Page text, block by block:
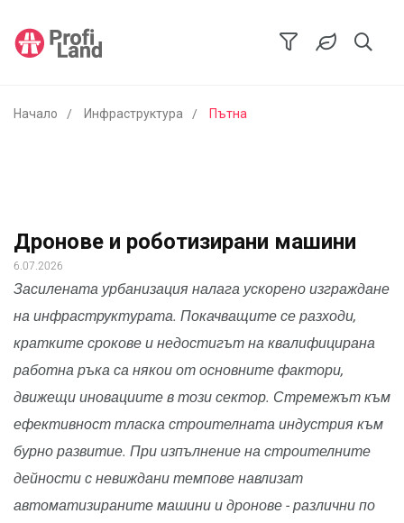
Начало Инфраструктура Пътна
Дронове и роботизирани машини
6.07.2026
Засилената урбанизация налага ускорено изграждане
на инфраструктурата. Покачващите се разходи,
кратките срокове и недостигът на квалифицирана
работна ръка са някои от основните фактори,
движещи иновациите в този сектор. Стремежът към
ефективност тласка строителната индустрия към
бурно развитие. При изпълнение на строителните
дейности с невиждани темпове навлизат
автоматизираните машини и дронове - различни по